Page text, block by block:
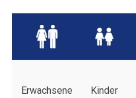
Erwachsene Kinder